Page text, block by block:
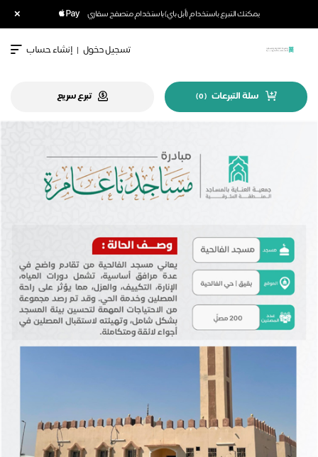
يمكنك التبرع باستخدام (أبل باي) باستخدام متصفح سفاري
تسجيل دخول | إنشاء حساب
سلة التبرعات (
0
) تبرع سريع